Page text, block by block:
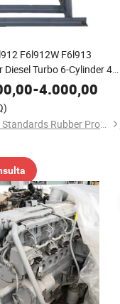
F6l912W F6l913
Turbo 6-Cylinder 4-
Refrigerado por
-4.000,00
Shijiazhuang Standards Rubber Products Trading Co., Ltd.